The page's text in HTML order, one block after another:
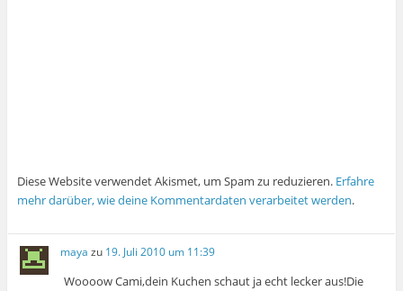
Diese Website verwendet Akismet, um Spam zu reduzieren. Erfahre
mehr darüber, wie deine Kommentardaten verarbeitet werden.
maya zu 19. Juli 2010 um 11:39
Woooow Cami,dein Kuchen schaut ja echt lecker aus!Die